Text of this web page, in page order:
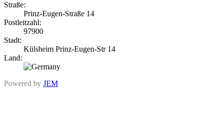
Straße:
Prinz-Eugen-Straße 14
Postleitzahl:
97900
Stadt:
Külsheim Prinz-Eugen-Str 14
Land:
Powered by JEM